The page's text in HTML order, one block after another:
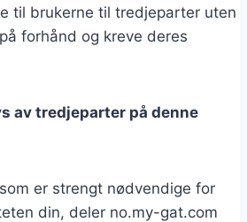
til brukerne til tredjeparter uten
forhånd og kreve deres
av tredjeparter på denne
er strengt nødvendige for
din, deler no.my-gat.com